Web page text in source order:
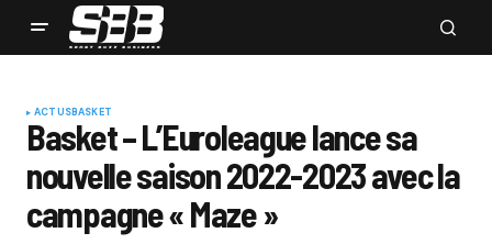
ACTUSBASKET
Basket – L’Euroleague lance sa
nouvelle saison 2022-2023 avec la
campagne « Maze »